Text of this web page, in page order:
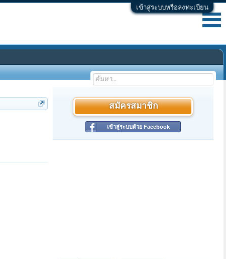
เข้าสู่ระบบหรือลงทะเบียน
สมัครสมาชิก
เข้าสู่ระบบด้วย Facebook